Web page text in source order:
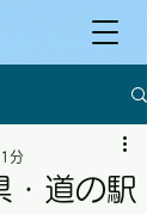
・道の駅
分